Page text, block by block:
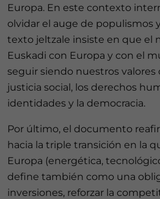
Europa. En este contexto
olvidar el auge de populismos
texto jeltzale insiste en que el
Euskadi con Europa y con el
seguir siendo nuestros valores
justicia social, los derechos
identidades y la democracia.
Por último, el documento
hacia la triple transición en la
Europa (energética,
define también como una
inversiones, reforzar la